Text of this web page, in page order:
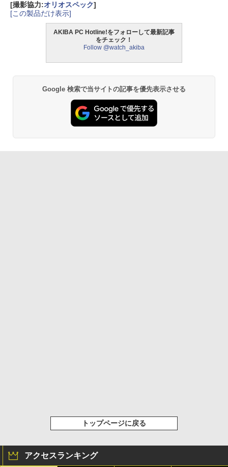
[撮影協力:オリオスペック]
[この製品だけ表示]
AKIBA PC Hotline!をフォローして最新記事
をチェック！
Follow @watch_akiba
Google 検索で当サイトの記事を優先表示させる
トップページに戻る
アクセスランキング